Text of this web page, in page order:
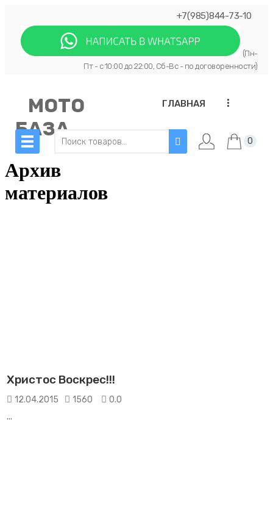
+7(985)844-73-10
(Пн-
Пт - с 10:00 до 22:00, Сб-Вс - по договоренности)
МОТО
БАЗА
ГЛАВНАЯ ...
0
Архив
материалов
Христос Воскрес!!!
12.04.2015 1560
0.0
...